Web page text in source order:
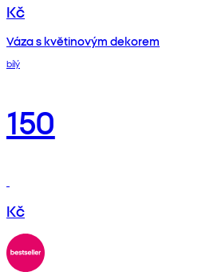
Kč
Váza s květinovým dekorem
bílý
150
Kč